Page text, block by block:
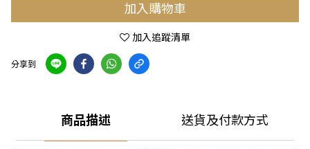
加入購物車
加入追蹤清單
分享到
商品描述 送貨及付款方式